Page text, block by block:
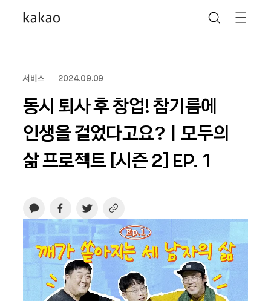
서비스 2024.09.09
동시 퇴사 후 창업! 참기름에
인생을 걸었다고요?ㅣ모두의
삶 프로젝트 [시즌 2] EP. 1